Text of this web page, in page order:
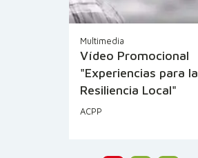
Multimedia
Vídeo Promocional
"Experiencias para la
Resiliencia Local"
ACPP